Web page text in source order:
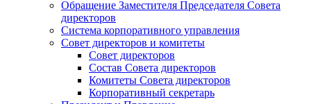
Обращение Заместителя Председателя Совета
директоров
Система корпоративного управления
Совет директоров и комитеты
Совет директоров
Состав Совета директоров
Комитеты Совета директоров
Корпоративный секретарь